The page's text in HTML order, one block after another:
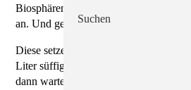
Biosphärenreservat Oberlausitzer
an. Und gehe mit der Ernte zu einer
Diese setze einen würzigen Sud an und
Liter süffiges Spezialbier - das
dann warte man darauf, dass einen die
Suchen